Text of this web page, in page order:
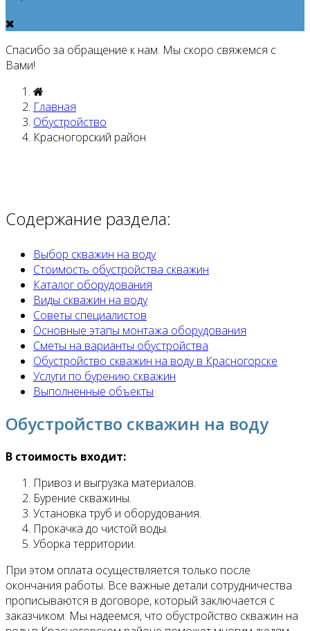
Спасибо за обращение к нам. Мы скоро свяжемся с
Вами!
Главная
Обустройство
Красногорский район
Содержание раздела:
Выбор скважин на воду
Стоимость обустройства скважин
Каталог оборудования
Виды скважин на воду
Советы специалистов
Основные этапы монтажа оборудования
Сметы на варианты обустройства
Обустройство скважин на воду в Красногорске
Услуги по бурению скважин
Выполненные объекты
Обустройство скважин на воду
В стоимость входит:
Привоз и выгрузка материалов.
Бурение скважины.
Установка труб и оборудования.
Прокачка до чистой воды.
Уборка территории.
При этом оплата осуществляется только после
окончания работы. Все важные детали сотрудничества
прописываются в договоре, который заключается с
заказчиком. Мы надеемся, что обустройство скважин на